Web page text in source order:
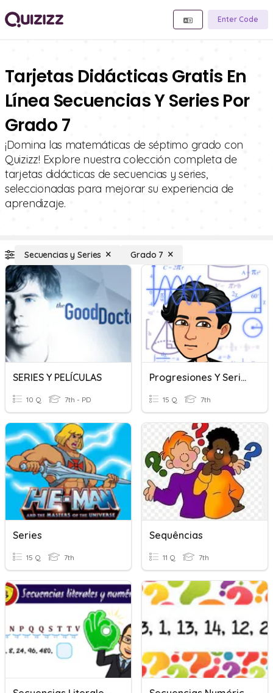
Enter Code
Tarjetas Didácticas Gratis En
Línea Secuencias Y Series Por
Grado 7
¡Domina las matemáticas de séptimo grado con
Quizizz! Explore nuestra colección completa de
tarjetas didácticas de secuencias y series,
seleccionadas para mejorar su experiencia de
aprendizaje.
Secuencias y Series Grado 7
SERIES Y PELÍCULAS
10 Q 7th - PD
Progresiones Y Series
15 Q 7th
Series
15 Q 7th
Sequências
11 Q 7th